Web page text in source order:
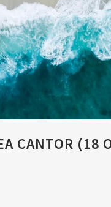
CANTOR (18